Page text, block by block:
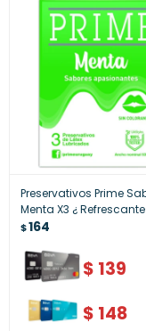
Preservativos Prime
Menta X3 ¿ Refrescante
Confiable
$164
$ 139
$ 148